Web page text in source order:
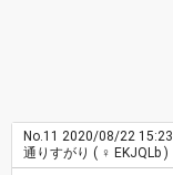
No.11 2020/08/22 15:23
通りすがり ( ♀ EKJQLb )